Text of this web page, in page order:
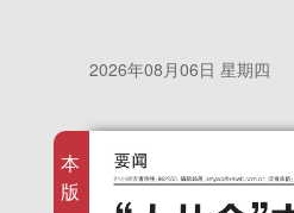
2026年08月06日 星期四
本
版